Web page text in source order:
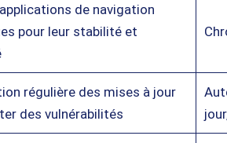
de navigation
pour leur stabilité et
régulière des mises à jour
des vulnérabilités